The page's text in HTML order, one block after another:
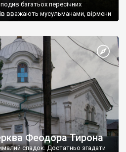
багатьох пересічних
вважають мусульманами, вірмени
Феодора Тирона
спадок. Достатньо згадати